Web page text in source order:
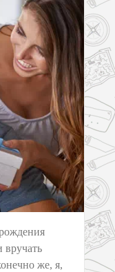
вручать
же, я,